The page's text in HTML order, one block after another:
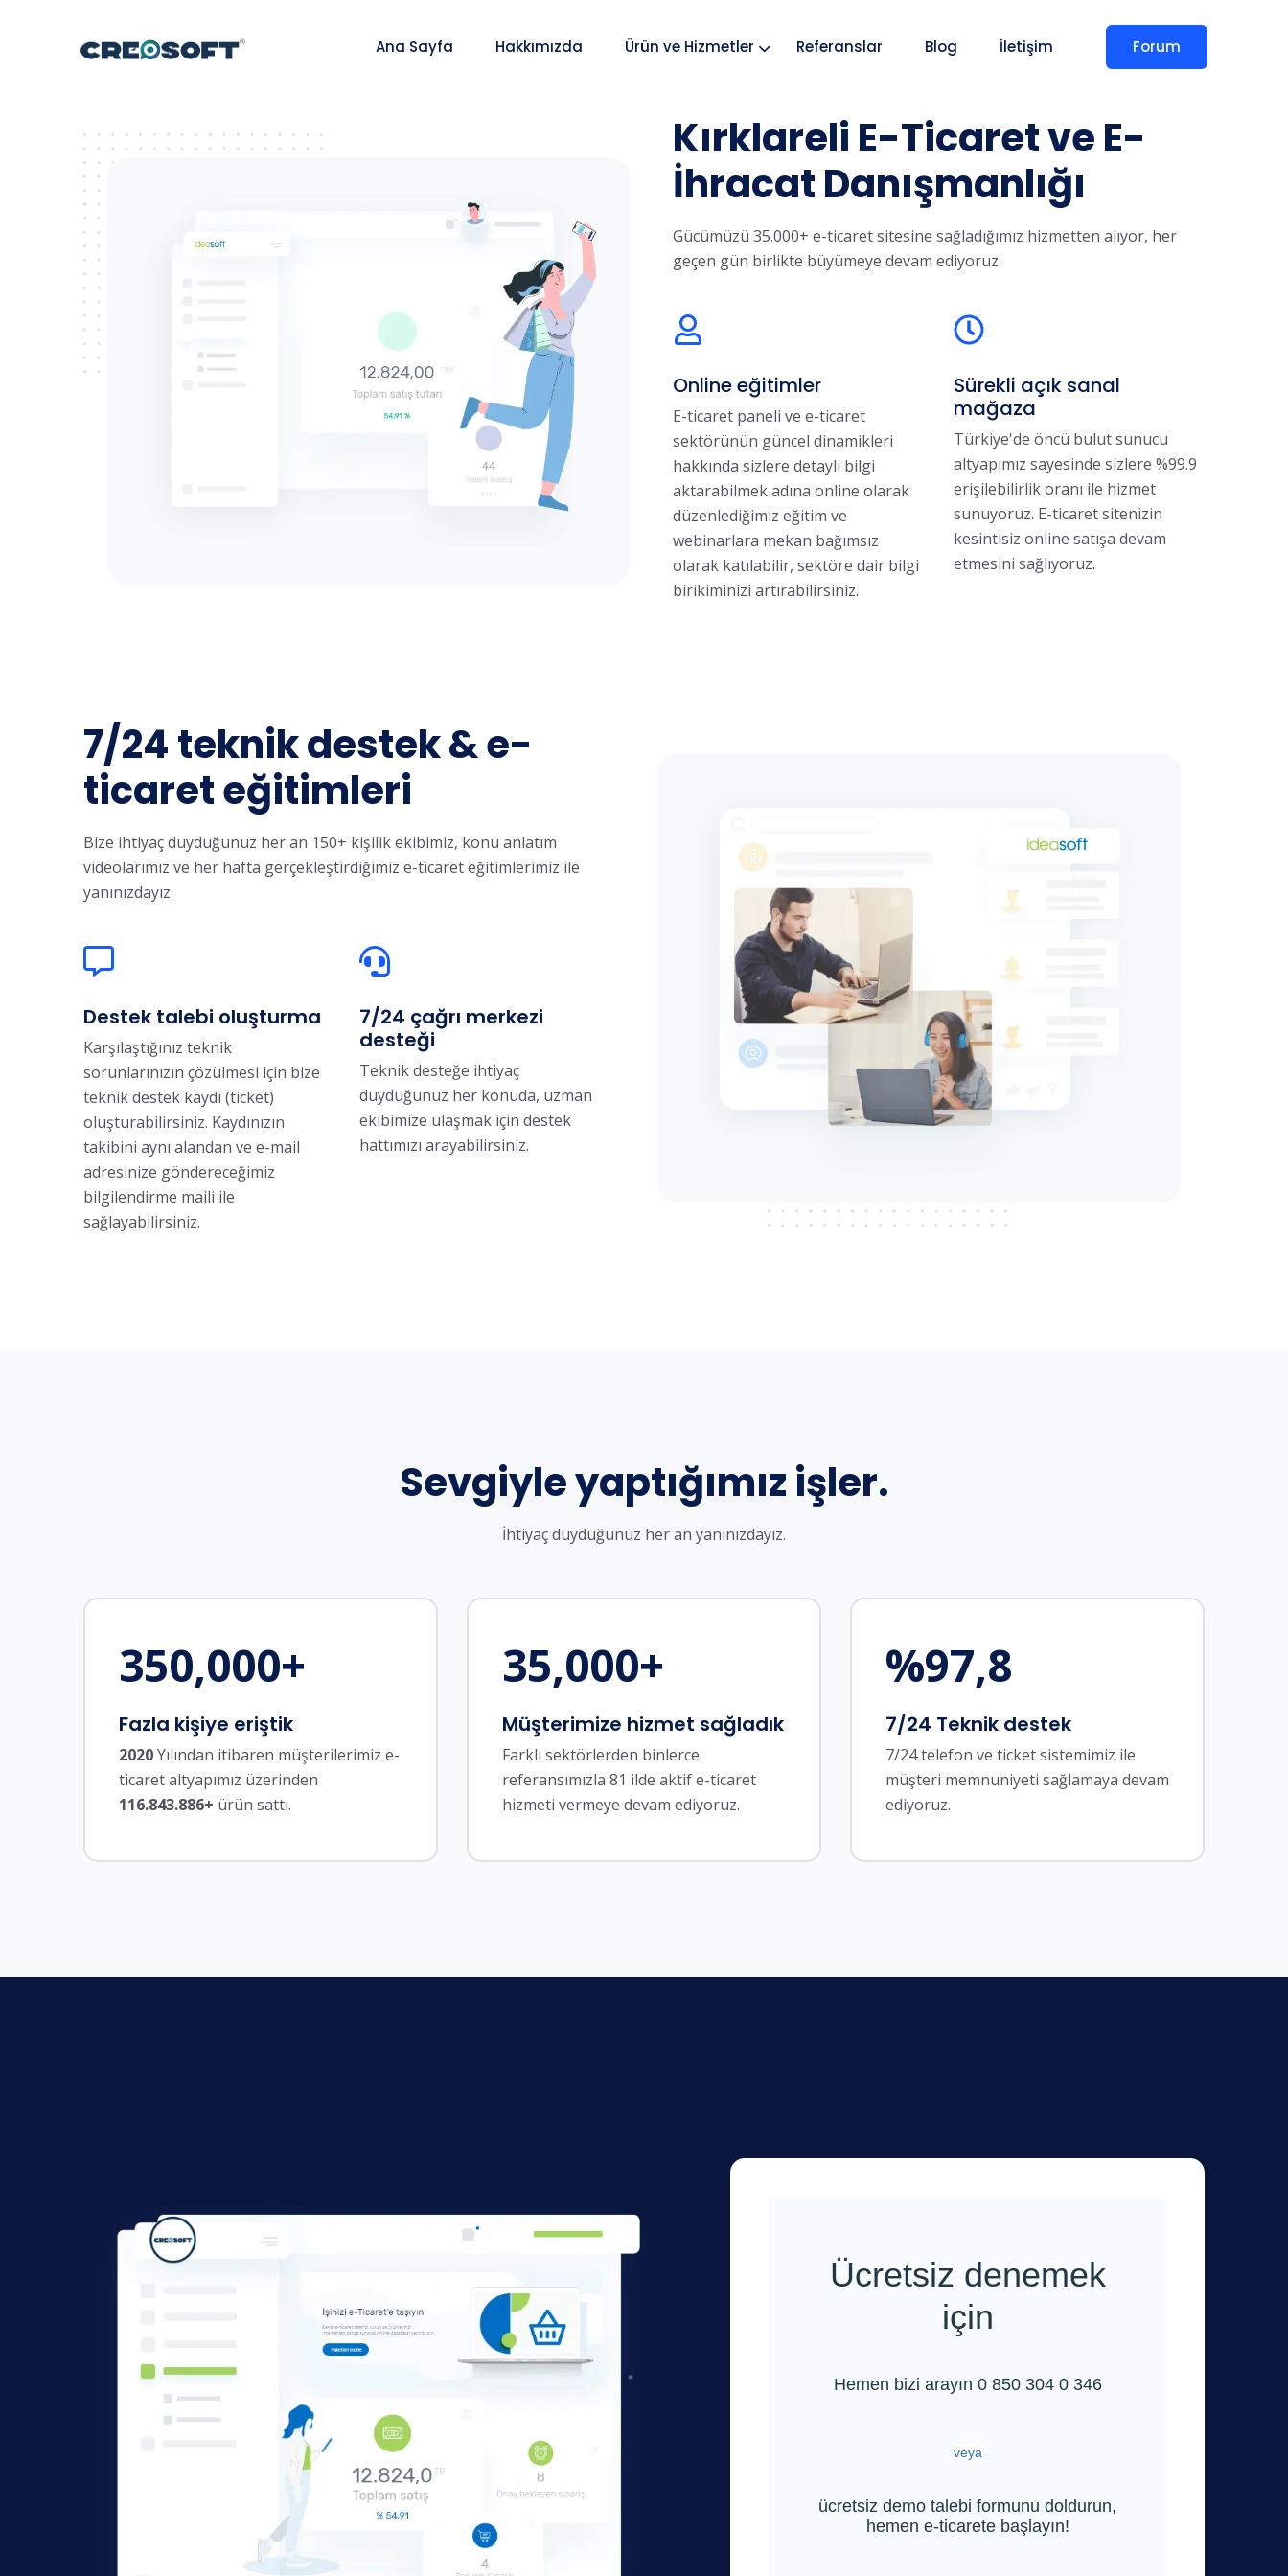
Ana Sayfa Hakkımızda Ürün ve Hizmetler Referanslar Blog İletişim Forum
Kırklareli E-Ticaret ve E-
İhracat Danışmanlığı
Gücümüzü 35.000+ e-ticaret sitesine sağladığımız hizmetten alıyor, her
geçen gün birlikte büyümeye devam ediyoruz.
Online eğitimler
E-ticaret paneli ve e-ticaret
sektörünün güncel dinamikleri
hakkında sizlere detaylı bilgi
aktarabilmek adına online olarak
düzenlediğimiz eğitim ve
webinarlara mekan bağımsız
olarak katılabilir, sektöre dair bilgi
birikiminizi artırabilirsiniz.
Sürekli açık sanal
mağaza
Türkiye'de öncü bulut sunucu
altyapımız sayesinde sizlere %99.9
erişilebilirlik oranı ile hizmet
sunuyoruz. E-ticaret sitenizin
kesintisiz online satışa devam
etmesini sağlıyoruz.
7/24 teknik destek & e-
ticaret eğitimleri
Bize ihtiyaç duyduğunuz her an 150+ kişilik ekibimiz, konu anlatım
videolarımız ve her hafta gerçekleştirdiğimiz e-ticaret eğitimlerimiz ile
yanınızdayız.
Destek talebi oluşturma
Karşılaştığınız teknik
sorunlarınızın çözülmesi için bize
teknik destek kaydı (ticket)
oluşturabilirsiniz. Kaydınızın
takibini aynı alandan ve e-mail
adresinize göndereceğimiz
bilgilendirme maili ile
sağlayabilirsiniz.
7/24 çağrı merkezi
desteği
Teknik desteğe ihtiyaç
duyduğunuz her konuda, uzman
ekibimize ulaşmak için destek
hattımızı arayabilirsiniz.
Sevgiyle yaptığımız işler.
İhtiyaç duyduğunuz her an yanınızdayız.
350,000+
Fazla kişiye eriştik
2020Yılından itibaren müşterilerimiz e-
ticaret altyapımız üzerinden
116.843.886+ ürün sattı.
35,000+
Müşterimize hizmet sağladık
Farklı sektörlerden binlerce
referansımızla 81 ilde aktif e-ticaret
hizmeti vermeye devam ediyoruz.
%97,8
7/24 Teknik destek
7/24 telefon ve ticket sistemimiz ile
müşteri memnuniyeti sağlamaya devam
ediyoruz.
Ücretsiz denemek
için
Hemen bizi arayın 0 850 304 0 346
veya
ücretsiz demo talebi formunu doldurun,
hemen e-ticarete başlayın!